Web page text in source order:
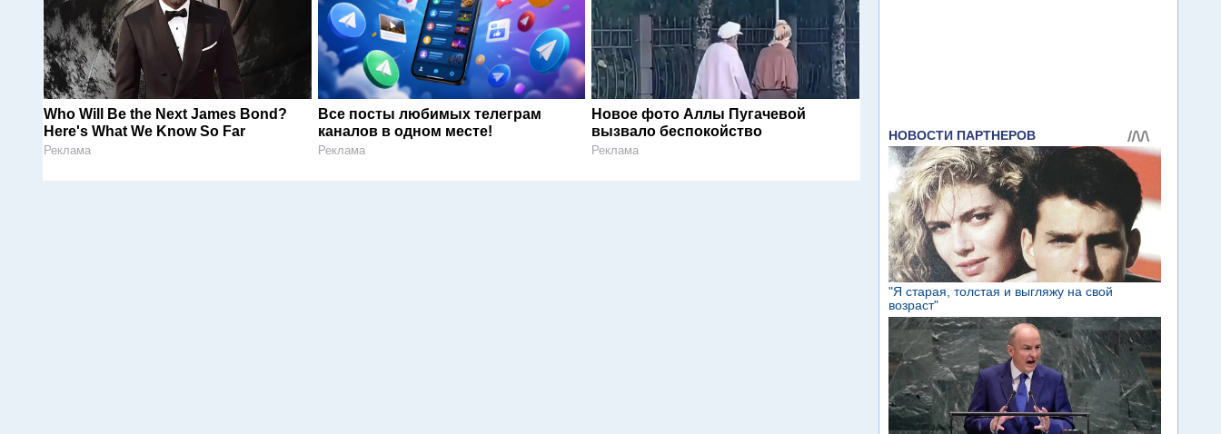
Who Will Be the Next James Bond?
Here's What We Know So Far
Реклама
Все посты любимых телеграм
каналов в одном месте!
Реклама
Новое фото Аллы Пугачевой
вызвало беспокойство
Реклама